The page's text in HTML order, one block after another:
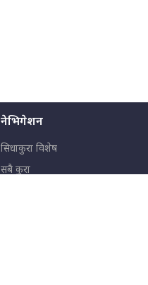
नेभिगेशन
सिधाकुरा विशेष
सबै कुरा